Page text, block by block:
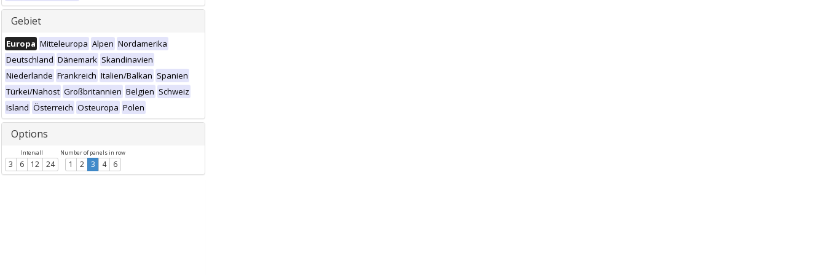
Gebiet
Europa Mitteleuropa Alpen Nordamerika
Deutschland Dänemark Skandinavien
Niederlande Frankreich Italien/Balkan Spanien
Türkei/Nahost Großbritannien Belgien Schweiz
Island Österreich Osteuropa Polen
Options
Intervall
3 6 12 24
Number of panels in row
1 2 3 4 6